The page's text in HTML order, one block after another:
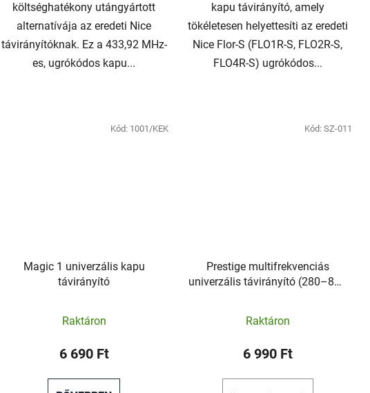
költséghatékony utángyártott
alternatívája az eredeti Nice
távirányítóknak. Ez a 433,92 MHz-
es, ugrókódos kapu...
kapu távirányító, amely
tökéletesen helyettesíti az eredeti
Nice Flor-S (FLO1R-S, FLO2R-S,
FLO4R-S) ugrókódos...
Magic 1 univerzális kapu
távirányító
Raktáron
6 690 Ft
Kód: 1001/KEK
Prestige multifrekvenciás
univerzális távirányító (280–868
Raktáron
6 990 Ft
Kód: SZ-011